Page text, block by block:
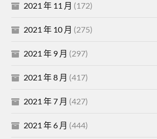
2021 年 11 月 (172)
2021 年 10 月 (275)
2021 年 9 月 (297)
2021 年 8 月 (417)
2021 年 7 月 (427)
2021 年 6 月 (444)